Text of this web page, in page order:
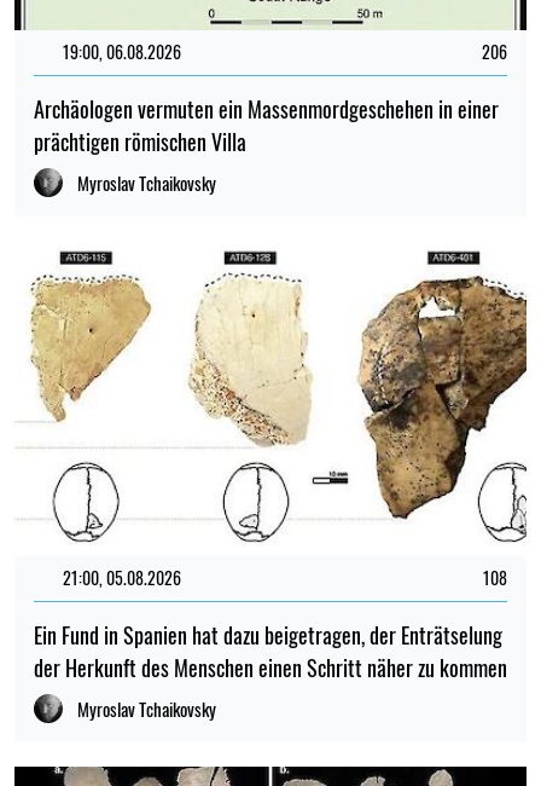
19:00, 06.08.2026 206
Archäologen vermuten ein Massenmordgeschehen in einer
prächtigen römischen Villa
Myroslav Tchaikovsky
21:00, 05.08.2026 108
Ein Fund in Spanien hat dazu beigetragen, der Enträtselung
der Herkunft des Menschen einen Schritt näher zu kommen
Myroslav Tchaikovsky